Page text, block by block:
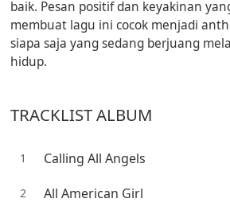
baik. Pesan positif dan keyakinan
membuat lagu ini cocok menjadi
siapa saja yang sedang berjuang
hidup.
TRACKLIST ALBUM
1 Calling All Angels
2 All American Girl